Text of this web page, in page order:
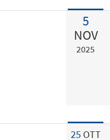
5
NOV
2025
25 OTT